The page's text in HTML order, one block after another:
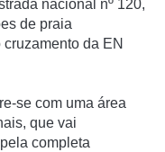
nacional nº 120,
de praia
da EN
se com uma área
que vai
completa